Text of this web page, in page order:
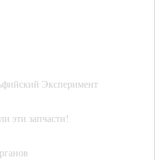
Эксперимент
эти запчасти!